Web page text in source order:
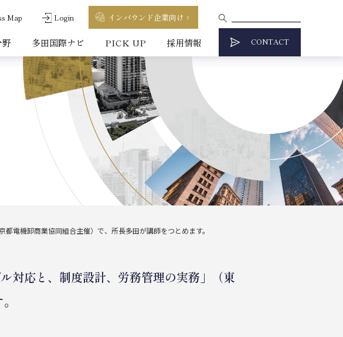
Map Login インバウンド企業向け
多田国際ナビ PICK UP 採用情報 CONTACT
電機卸商業協同組合主催）で、所長多田が講師をつとめます。
対応と、制度設計、労務管理の実務」（東